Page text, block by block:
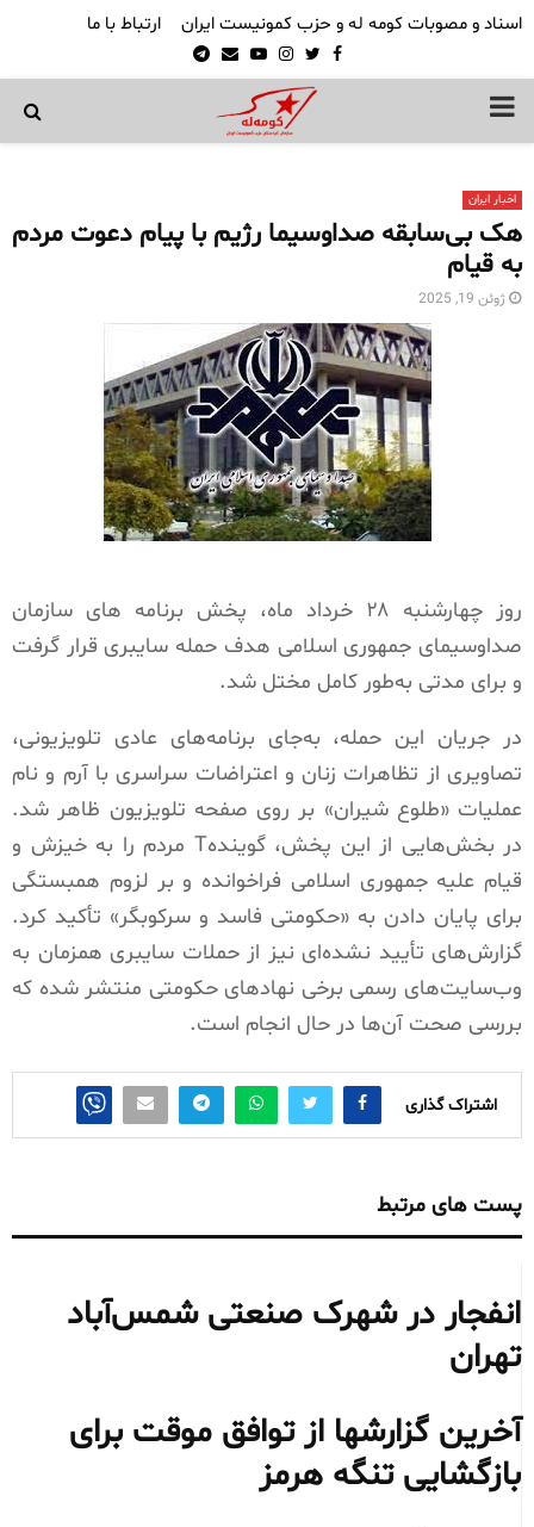
اسناد و مصوبات کومه له و حزب کمونیست ایران ارتباط با ما
Facebook
Twitter
Instagram
Youtube
Email
Telegram
PRIMARY
اخبار ایران
هک بی‌سابقه صداوسیما رژیم با پیام دعوت مردم
به قیام
ژوئن 19, 2025
روز چهارشنبه ۲۸ خرداد ماه، پخش برنامه های سازمان
صداوسیمای جمهوری اسلامی هدف حمله سایبری قرار گرفت
و برای مدتی به‌طور کامل مختل شد.
در جریان این حمله، به‌جای برنامه‌های عادی تلویزیونی،
تصاویری از تظاهرات زنان و اعتراضات سراسری با آرم و نام
عملیات «طلوع شیران» بر روی صفحه تلویزیون ظاهر شد.
در بخش‌هایی از این پخش، گوینده‌T مردم را به خیزش و
قیام علیه جمهوری اسلامی فراخوانده و بر لزوم همبستگی
برای پایان دادن به «حکومتی فاسد و سرکوبگر» تأکید کرد.
گزارش‌های تأیید نشده‌ای نیز از حملات سایبری همزمان به
وب‌سایت‌های رسمی برخی نهادهای حکومتی منتشر شده که
بررسی صحت آن‌ها در حال انجام است.
اشتراک گذاری
پست های مرتبط
انفجار در شهرک صنعتی شمس‌آباد
تهران
آخرین گزارشها از توافق موقت برای
بازگشایی تنگه هرمز